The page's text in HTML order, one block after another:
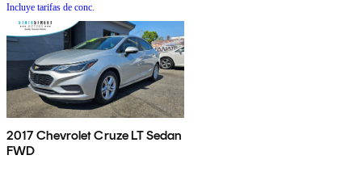
Incluye tarifas de conc.
2017 Chevrolet Cruze LT Sedan
FWD